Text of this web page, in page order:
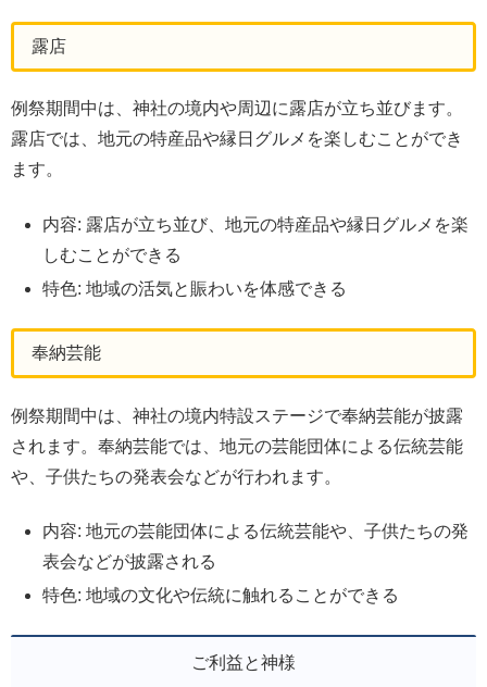
露店
例祭期間中は、神社の境内や周辺に露店が立ち並びます。
露店では、地元の特産品や縁日グルメを楽しむことができ
ます。
内容: 露店が立ち並び、地元の特産品や縁日グルメを楽
しむことができる
特色: 地域の活気と賑わいを体感できる
奉納芸能
例祭期間中は、神社の境内特設ステージで奉納芸能が披露
されます。奉納芸能では、地元の芸能団体による伝統芸能
や、子供たちの発表会などが行われます。
内容: 地元の芸能団体による伝統芸能や、子供たちの発
表会などが披露される
特色: 地域の文化や伝統に触れることができる
ご利益と神様